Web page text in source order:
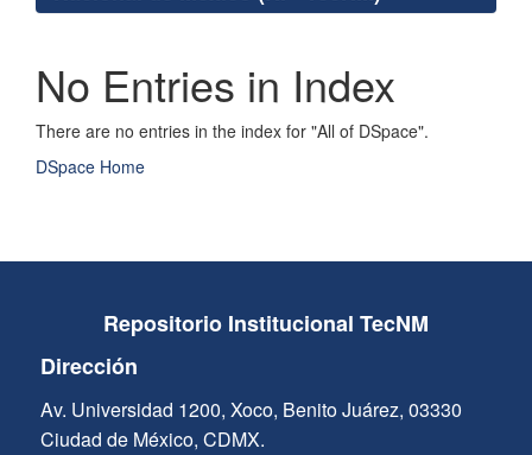
No Entries in Index
There are no entries in the index for "All of DSpace".
DSpace Home
Repositorio Institucional TecNM
Dirección
Av. Universidad 1200, Xoco, Benito Juárez, 03330
Ciudad de México, CDMX.